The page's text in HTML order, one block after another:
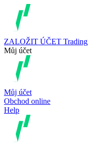
ZALOŽIT ÚČET Trading
Můj účet
Můj účet
Obchod online
Help